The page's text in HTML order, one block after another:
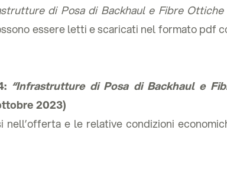
di Posa di Backhaul e Fibre
essere letti e scaricati nel formato pdf
“Infrastrutture di Posa di Backhaul e
2023)
e le relative condizioni